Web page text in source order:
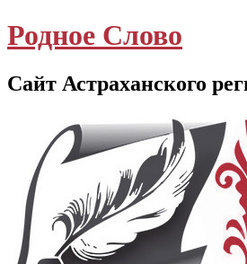
Родное Слово
Сайт Астраханского